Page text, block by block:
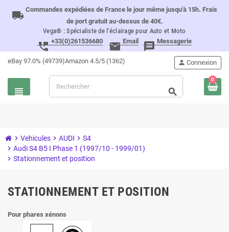
local_shipping Commandes expédiées de France le jour même jusqu'à 15h. Frais
de port gratuit au-dessus de 40€.
Vega® : Spécialiste de l'éclairage pour Auto et Moto
perm_phone_msg +33(0)261536680 email Email message Messagerie
eBay 97.0% (49739)Amazon 4.5/5 (1362)
view_headline
person Connexion
search
0
chevron_right Vehicules chevron_right AUDI chevron_right S4
chevron_right Audi S4 B5 I Phase 1 (1997/10 - 1999/01)
chevron_right Stationnement et position
STATIONNEMENT ET POSITION
Pour phares xénons